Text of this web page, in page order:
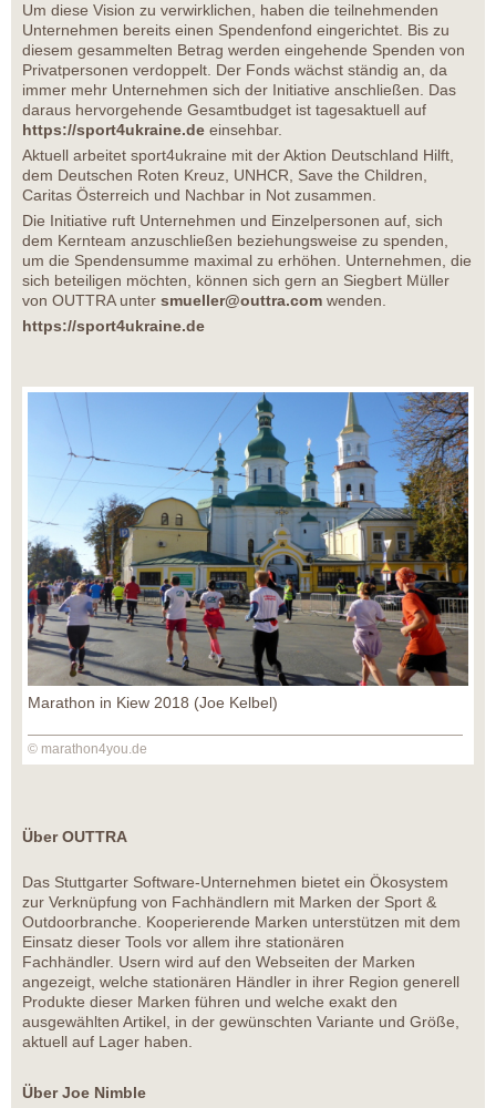
Um diese Vision zu verwirklichen, haben die teilnehmenden
Unternehmen bereits einen Spendenfond eingerichtet. Bis zu
diesem gesammelten Betrag werden eingehende Spenden von
Privatpersonen verdoppelt. Der Fonds wächst ständig an, da
immer mehr Unternehmen sich der Initiative anschließen. Das
daraus hervorgehende Gesamtbudget ist tagesaktuell auf
https://sport4ukraine.de einsehbar.
Aktuell arbeitet sport4ukraine mit der Aktion Deutschland Hilft,
dem Deutschen Roten Kreuz, UNHCR, Save the Children,
Caritas Österreich und Nachbar in Not zusammen.
Die Initiative ruft Unternehmen und Einzelpersonen auf, sich
dem Kernteam anzuschließen beziehungsweise zu spenden,
um die Spendensumme maximal zu erhöhen. Unternehmen, die
sich beteiligen möchten, können sich gern an Siegbert Müller
von OUTTRA unter smueller@outtra.com wenden.
https://sport4ukraine.de
Marathon in Kiew 2018 (Joe Kelbel)
© marathon4you.de
Über OUTTRA
Das Stuttgarter Software-Unternehmen bietet ein Ökosystem
zur Verknüpfung von Fachhändlern mit Marken der Sport &
Outdoorbranche. Kooperierende Marken unterstützen mit dem
Einsatz dieser Tools vor allem ihre stationären
Fachhändler. Usern wird auf den Webseiten der Marken
angezeigt, welche stationären Händler in ihrer Region generell
Produkte dieser Marken führen und welche exakt den
ausgewählten Artikel, in der gewünschten Variante und Größe,
aktuell auf Lager haben.
Über Joe Nimble